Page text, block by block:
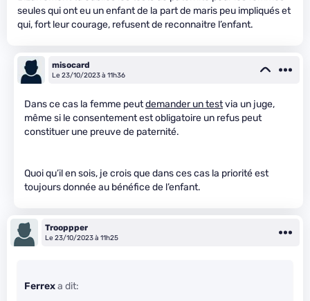
seules qui ont eu un enfant de la part de maris peu impliqués et
qui, fort leur courage, refusent de reconnaitre l’enfant.
misocard
Le 23/10/2023 à 11h36
Dans ce cas la femme peutdemander un testvia un juge,
même si le consentement est obligatoire un refus peut
constituer une preuve de paternité.
Quoi qu’il en sois, je crois que dans ces cas la priorité est
toujours donnée au bénéfice de l’enfant.
Trooppper
Le 23/10/2023 à 11h25
Ferrexa dit: